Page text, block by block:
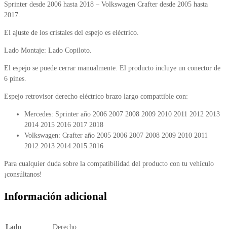
Sprinter desde 2006 hasta 2018 – Volkswagen Crafter desde 2005 hasta
2017.
El ajuste de los cristales del espejo es eléctrico.
Lado Montaje: Lado Copiloto.
El espejo se puede cerrar manualmente. El producto incluye un conector de
6 pines.
Espejo retrovisor derecho eléctrico brazo largo compattible con:
Mercedes: Sprinter año 2006 2007 2008 2009 2010 2011 2012 2013
2014 2015 2016 2017 2018
Volkswagen: Crafter año 2005 2006 2007 2008 2009 2010 2011
2012 2013 2014 2015 2016
Para cualquier duda sobre la compatibilidad del producto con tu vehículo
¡consúltanos!
Información adicional
Lado Derecho